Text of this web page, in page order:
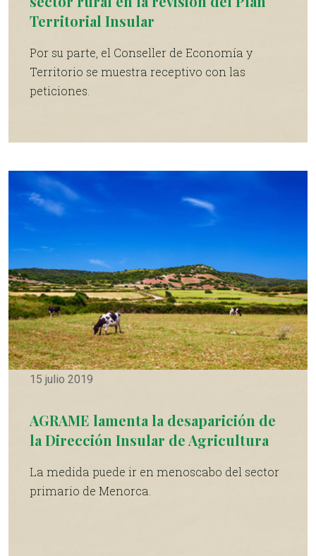
Territorial Insular
Por su parte, el Conseller de Economía y
Territorio se muestra receptivo con las
peticiones.
15 julio 2019
AGRAME lamenta la desaparición de
la Dirección Insular de Agricultura
La medida puede ir en menoscabo del sector
primario de Menorca.